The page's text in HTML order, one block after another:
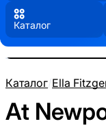
Каталог
Каталог/Ella
At
Реальные фото
Нажмите, чтобы